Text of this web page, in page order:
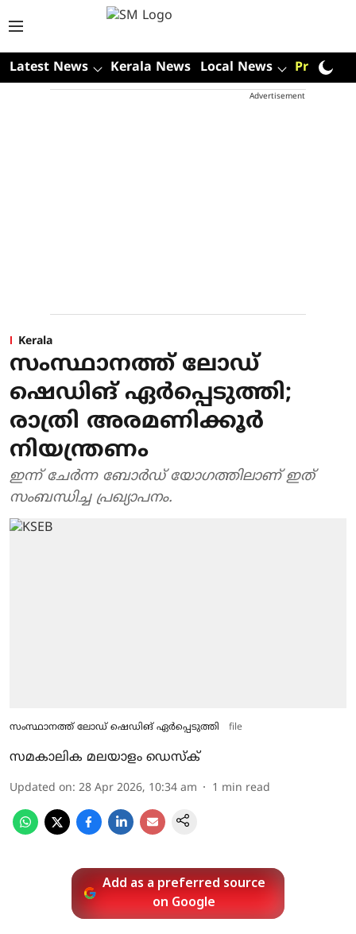
Latest News Kerala News Local News Premium
Advertisement
Kerala
സംസ്ഥാനത്ത് ലോഡ്
ഷെഡിങ് ഏര്‍പ്പെടുത്തി;
രാത്രി അരമണിക്കൂര്‍
നിയന്ത്രണം
ഇന്ന് ചേര്‍ന്ന ബോര്‍ഡ് യോഗത്തിലാണ് ഇത്
സംബന്ധിച്ച പ്രഖ്യാപനം.
സംസ്ഥാനത്ത് ലോഡ് ഷെഡിങ് ഏര്‍പ്പെടുത്തി file
സമകാലിക മലയാളം ഡെസ്ക്
Updated on: 28 Apr 2026, 10:34 am 1 min read
Add as a preferred source
on Google